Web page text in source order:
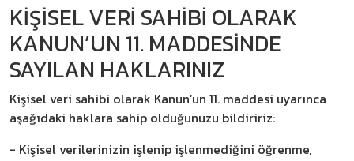
KİŞİSEL VERİ SAHİBİ OLARAK
KANUN’UN 11. MADDESİNDE
SAYILAN HAKLARINIZ
Kişisel veri sahibi olarak Kanun’un 11. maddesi uyarınca
aşağıdaki haklara sahip olduğunuzu bildiririz:
- Kişisel verilerinizin işlenip işlenmediğini öğrenme,